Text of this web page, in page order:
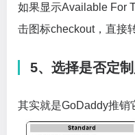
如果显示Available For
击图标checkout，直接
5、选择是否定制
其实就是GoDaddy推销